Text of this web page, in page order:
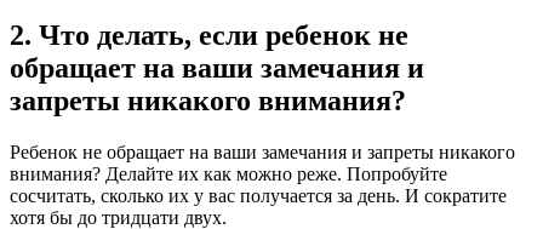
2. Что делать, если ребенок не
обращает на ваши замечания и
запреты никакого внимания?
Ребенок не обращает на ваши замечания и запреты никакого
внимания? Делайте их как можно реже. Попробуйте
сосчитать, сколько их у вас получается за день. И сократите
хотя бы до тридцати двух.